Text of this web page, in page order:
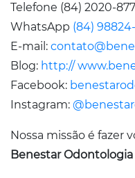
Telefone (84) 2020-
WhatsApp (84)
E-mail:
Blog: http://
Facebook:
Instagram:
Nossa missão é fazer
Benestar Odontologia